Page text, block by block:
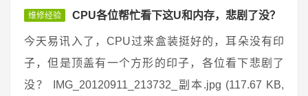
维修经验 CPU各位帮忙看下这U和内存，悲剧了没？
今天易讯入了，CPU过来盒装挺好的，耳朵没有印
子，但是顶盖有一个方形的印子，各位看下悲剧了
没？ IMG_20120911_213732_副本.jpg (117.67 KB,